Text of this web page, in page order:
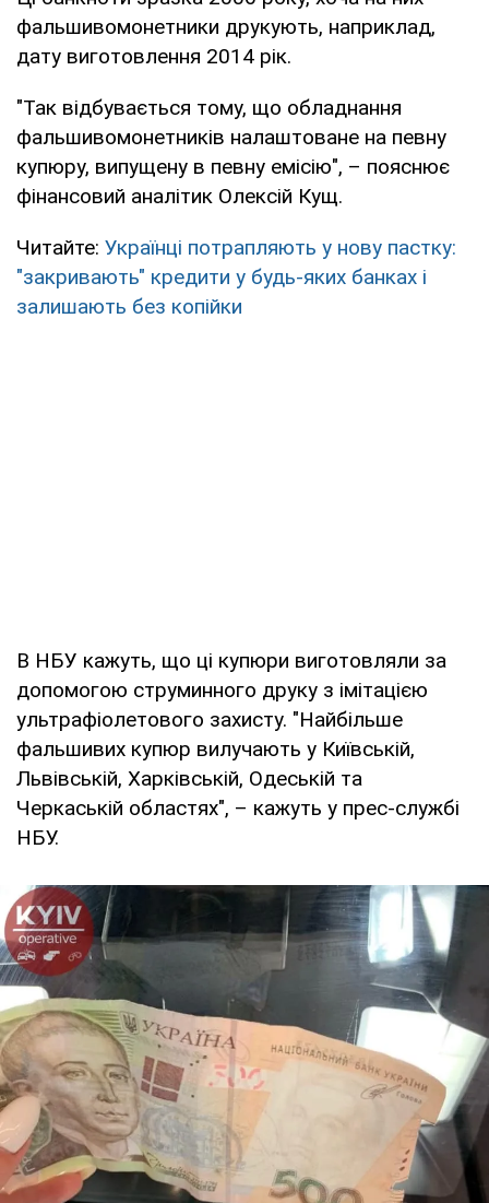
фальшивомонетники друкують, наприклад,
дату виготовлення 2014 рік.
"Так відбувається тому, що обладнання
фальшивомонетників налаштоване на певну
купюру, випущену в певну емісію", – пояснює
фінансовий аналітик Олексій Кущ.
Читайте: Українці потрапляють у нову пастку:
"закривають" кредити у будь-яких банках і
залишають без копійки
В НБУ кажуть, що ці купюри виготовляли за
допомогою струминного друку з імітацією
ультрафіолетового захисту. "Найбільше
фальшивих купюр вилучають у Київській,
Львівській, Харківській, Одеській та
Черкаській областях", – кажуть у прес-службі
НБУ.